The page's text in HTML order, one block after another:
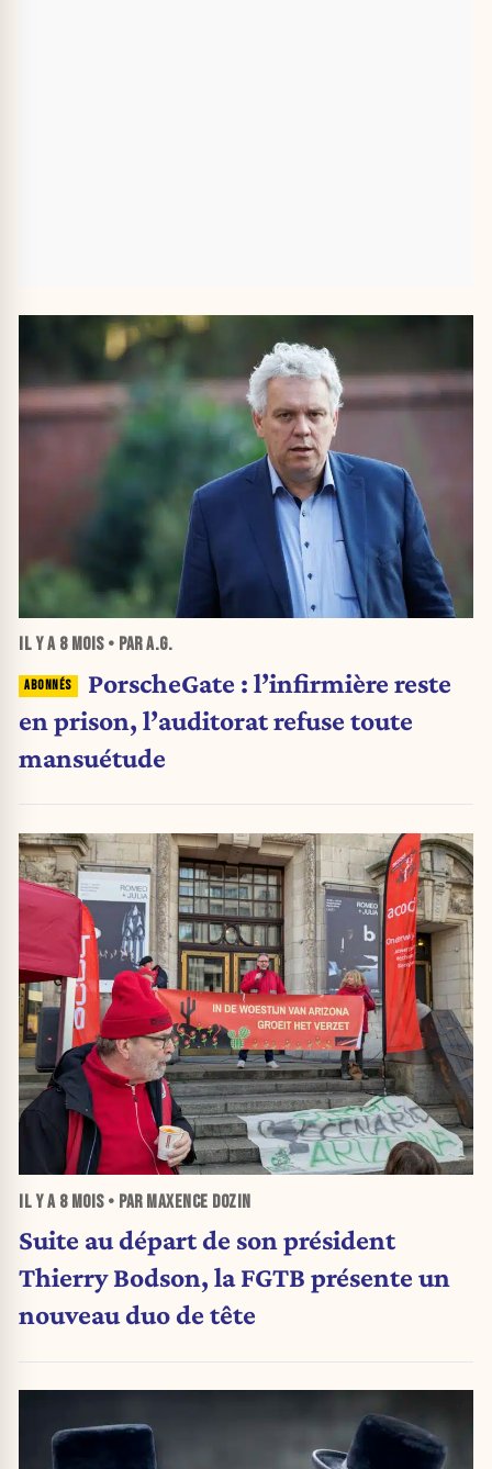
IL Y A 8 MOIS• PAR A.G.
PorscheGate : l’infirmière reste
en prison, l’auditorat refuse toute
mansuétude
IL Y A 8 MOIS• PAR MAXENCE DOZIN
Suite au départ de son président
Thierry Bodson, la FGTB présente un
nouveau duo de tête